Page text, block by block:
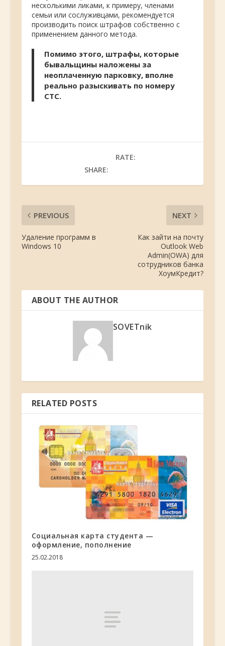
несколькими ликами, к примеру, членами
семьи или сослуживцами, рекомендуется
производить поиск штрафов собственно с
применением данного метода.
Помимо этого, штрафы, которые
бывальщины наложены за
неоплаченную парковку, вполне
реально разыскивать по номеру
СТС.
SHARE:
RATE:
PREVIOUS
Удаление программ в
Windows 10
NEXT
Как зайти на почту
Outlook Web
Admin(OWA) для
сотрудников банка
ХоумКредит?
ABOUT THE AUTHOR
SOVETnik
RELATED POSTS
Социальная карта студента —
оформление, пополнение
25.02.2018